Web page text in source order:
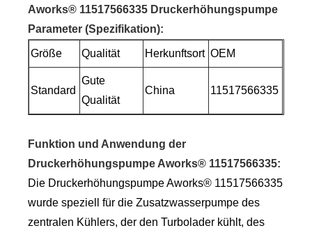
Aworks® 11517566335 Druckerhöhungspumpe
Parameter (Spezifikation):
Größe Qualität Herkunftsort OEM
Standard
Gute
Qualität
China 11517566335
Funktion und Anwendung der
Druckerhöhungspumpe Aworks® 11517566335:
Die Druckerhöhungspumpe Aworks® 11517566335
wurde speziell für die Zusatzwasserpumpe des
zentralen Kühlers, der den Turbolader kühlt, des